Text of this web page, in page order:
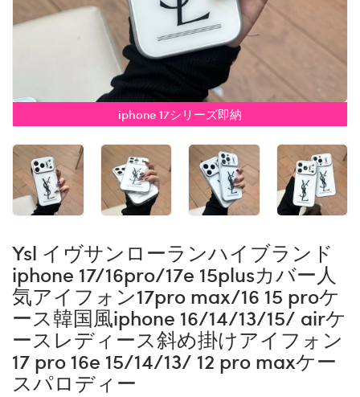
iphone 17シリーズ即納
Ysl イヴサンローランハイブランド
iphone 17/16pro/17e 15plusカバー人
気アイフォン17pro max/16 15 proケ
ース韓国風iphone 16/14/13/15/ airケ
ースレディース斜め掛けアイフォン
17 pro 16e 15/14/13/ 12 pro maxケー
スパロディー